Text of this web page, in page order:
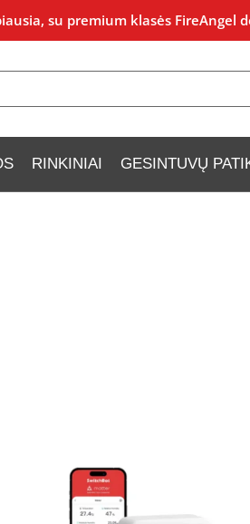
su premium klasės FireAngel
RINKINIAI GESINTUVŲ